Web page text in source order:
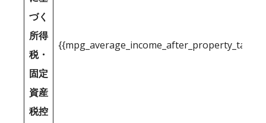
づく
所得
税・
固定
資産
税控